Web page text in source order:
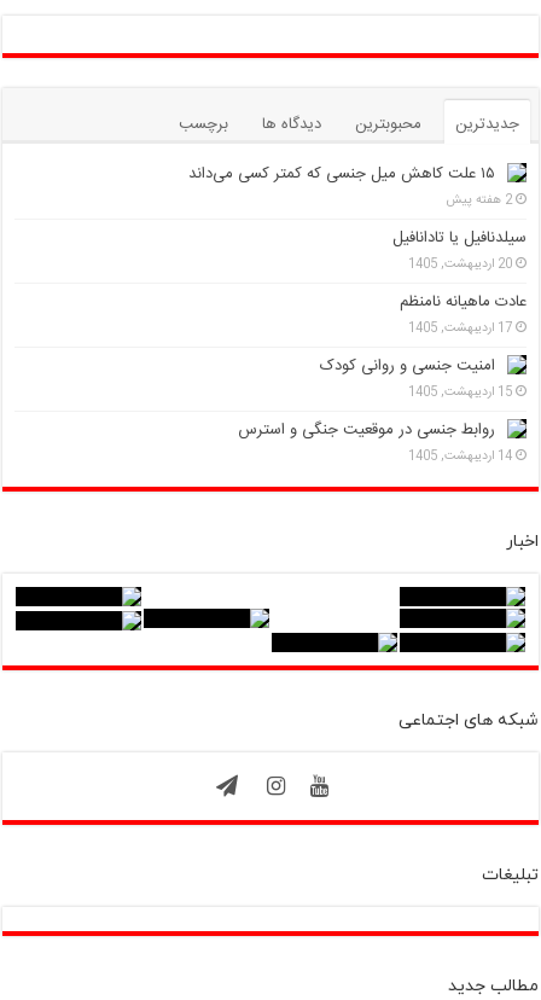
جدیدترین محبوبترین دیدگاه ها
برچسب
۱۵ علت کاهش میل جنسی که کمتر کسی می‌داند
2 هفته پیش
سیلدنافیل یا تادانافیل
20 اردیبهشت, 1405
عادت ماهیانه نامنظم
17 اردیبهشت, 1405
امنیت جنسی و روانی کودک
15 اردیبهشت, 1405
روابط جنسی در موقعیت جنگی و استرس
14 اردیبهشت, 1405
اخبار
شبکه های اجتماعی
تبلیغات
مطالب جدید